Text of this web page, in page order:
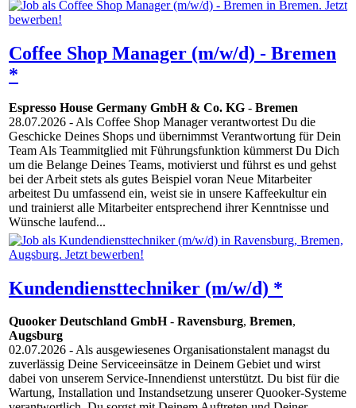
Coffee Shop Manager (m/w/d) - Bremen
*
Espresso House Germany GmbH & Co. KG - Bremen
28.07.2026 - Als Coffee Shop Manager verantwortest Du die
Geschicke Deines Shops und übernimmst Verantwortung für Dein
Team Als Teammitglied mit Führungsfunktion kümmerst Du Dich
um die Belange Deines Teams, motivierst und führst es und gehst
bei der Arbeit stets als gutes Beispiel voran Neue Mitarbeiter
arbeitest Du umfassend ein, weist sie in unsere Kaffeekultur ein
und trainierst alle Mitarbeiter entsprechend ihrer Kenntnisse und
Wünsche laufend...
Kundendiensttechniker (m/w/d) *
Quooker Deutschland GmbH- Ravensburg, Bremen,
Augsburg
02.07.2026 - Als ausgewiesenes Organisationstalent managst du
zuverlässig Deine Serviceeinsätze in Deinem Gebiet und wirst
dabei von unserem Service-Innendienst unterstützt. Du bist für die
Wartung, Installation und Instandsetzung unserer Quooker-Systeme